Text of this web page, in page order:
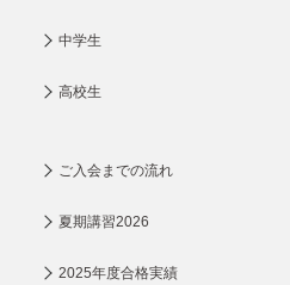
中学生
高校生
ご入会までの流れ
夏期講習2026
2025年度合格実績